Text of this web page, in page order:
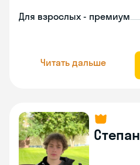
Для взрослых - премиум
Читать дальше
Степан